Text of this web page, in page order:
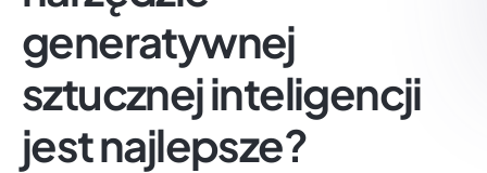
generatywnej
sztucznej inteligencji
jest najlepsze?